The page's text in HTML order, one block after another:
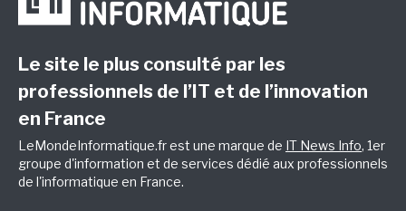
Le site le plus consulté par les
professionnels de l’IT et de l’innovation
en France
LeMondeInformatique.fr est une marque de IT News Info, 1er
groupe d'information et de services dédié aux professionnels
de l'informatique en France.